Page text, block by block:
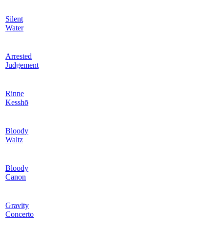
Silent
Water
Arrested
Judgement
Rinne
Kesshō
Bloody
Waltz
Bloody
Canon
Gravity
Concerto